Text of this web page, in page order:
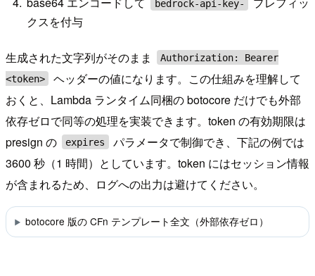
bedrock-api-key-
クスを付与
生成された文字列がそのまま
Authorization: Bearer
<token>
ヘッダーの値になります。この仕組みを理解して
おくと、Lambda ランタイム同梱の botocore だけでも外部
依存ゼロで同等の処理を実装できます。token の有効期限は
presign の
expires
パラメータで制御でき、下記の例では
3600 秒（1 時間）としています。token にはセッション情報
が含まれるため、ログへの出力は避けてください。
botocore 版の CFn テンプレート全文（外部依存ゼロ）